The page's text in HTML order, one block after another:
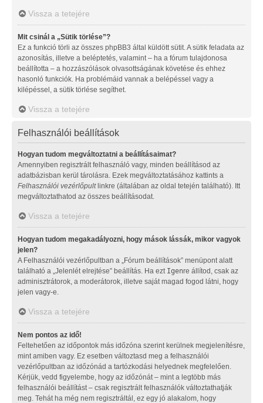
Vissza a tetejére
Mit csinál a „Sütik törlése”?
Ez a funkció törli az összes phpBB3 által küldött sütit. A sütik feladata az
azonosítás, illetve a beléptetés, valamint – ha a fórum tulajdonosa
beállította – a hozzászólások olvasottságának követése és ehhez
hasonló funkciók. Ha problémáid vannak a belépéssel vagy a
kilépéssel, a sütik törlése segíthet.
Vissza a tetejére
Felhasználói beállítások
Hogyan tudom megváltoztatni a beállításaimat?
Amennyiben regisztrált felhasználó vagy, minden beállításod az
adatbázisban kerül tárolásra. Ezek megváltoztatásához kattints a
Felhasználói vezérlőpultlinkre (általában az oldal tetején található). Itt
megváltoztathatod az összes beállításodat.
Vissza a tetejére
Hogyan tudom megakadályozni, hogy mások lássák, mikor vagyok
jelen?
A Felhasználói vezérlőpultban a „Fórum beállítások” menüpont alatt
található a „Jelenlét elrejtése” beállítás. Ha ezt Igenre állítod, csak az
adminisztrátorok, a moderátorok, illetve saját magad fogod látni, hogy
jelen vagy-e.
Vissza a tetejére
Nem pontos az idő!
Feltehetően az időpontok más időzóna szerint kerülnek megjelenítésre,
mint amiben vagy. Ez esetben változtasd meg a felhasználói
vezérlőpultban az időzónád a tartózkodási helyednek megfelelően.
Kérjük, vedd figyelembe, hogy az időzónát – mint a legtöbb más
felhasználói beállítást – csak regisztrált felhasználók változtathatják
meg. Tehát ha még nem regisztráltál, ez egy jó alakalom, hogy